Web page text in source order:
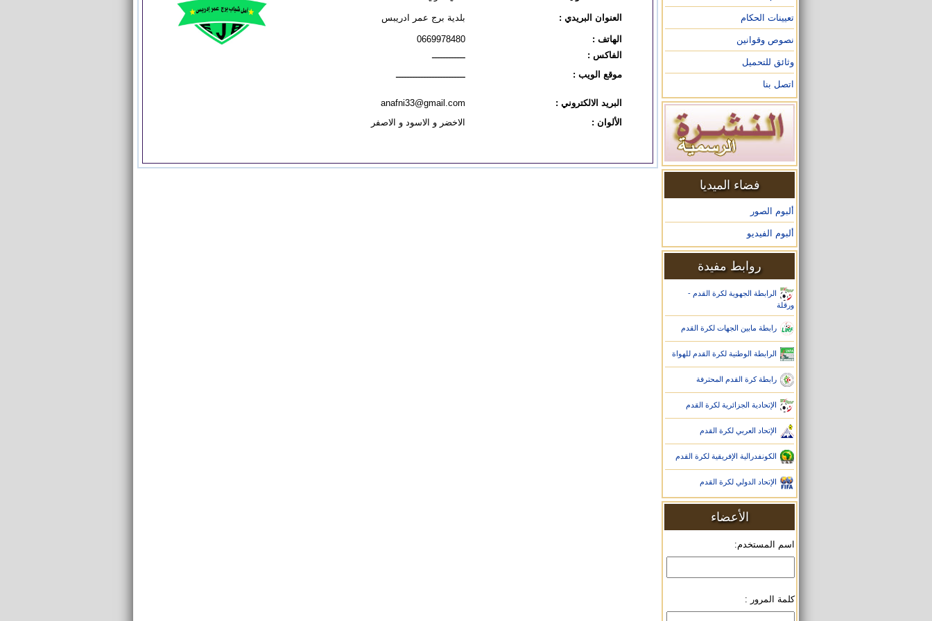
تعيينات الحكام
نصوص وقوانين
وثائق للتحميل
اتصل بنا
فضاء الميديا
ألبوم الصور
ألبوم الفيديو
روابط مفيدة
الرابطة الجهوية لكرة القدم -
ورقلة
رابطة مابين الجهات لكرة القدم
الرابطة الوطنية لكرة القدم للهواة
رابطة كرة القدم المحترفة
الإتحادية الجزائرية لكرة القدم
الإتحاد العربي لكرة القدم
الكونفدرالية الإفريقية لكرة القدم
الإتحاد الدولي لكرة القدم
الأعضاء
اسم المستخدم:
كلمة المرور :
العنوان البريدي : بلدية برج عمر ادريبس
الهاتف :
0669978480
الفاكس :
ــــــــــــ
موقع الويب :
ـــــــــــــــــــــــــ
البريد الالكتروني :
anafni33@gmail.com
الألوان :
الاخضر و الاسود و الاصفر